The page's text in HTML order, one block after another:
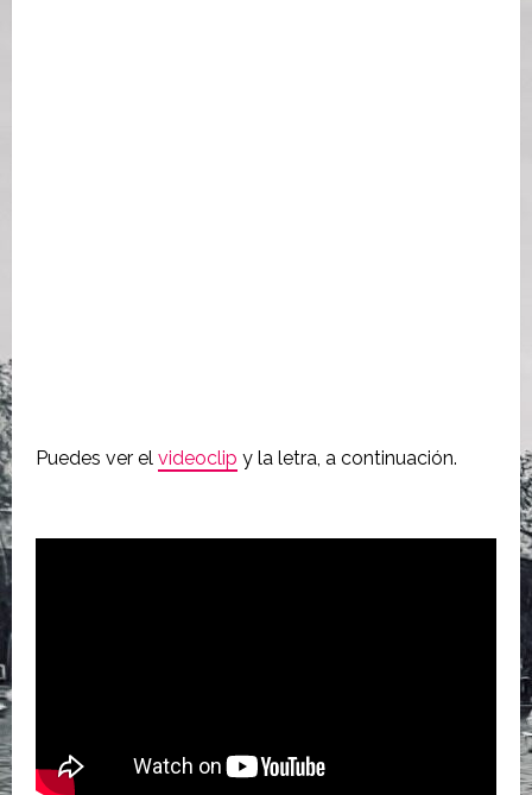
Puedes ver el videoclip y la letra, a continuación.